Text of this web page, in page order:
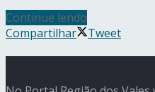
Continue lendo
Compartilhar
Tweet